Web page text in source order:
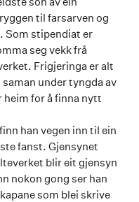
til farsarven og
Som stipendiat er
seg vekk frå
Frigjeringa er alt
under tyngda av
heim for å finna nytt
han vegen inn til ein
fanst. Gjensynet
blir eit gjensyn
nokon gong ser han
som blei skrive